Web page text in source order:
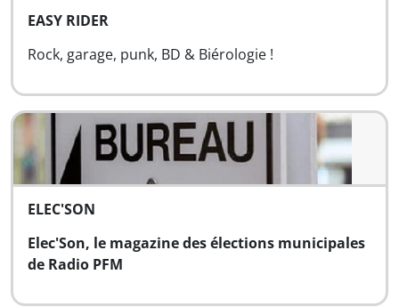
EASY RIDER
Rock, garage, punk, BD & Biérologie !
ELEC'SON
Elec'Son, le magazine des élections municipales
de Radio PFM